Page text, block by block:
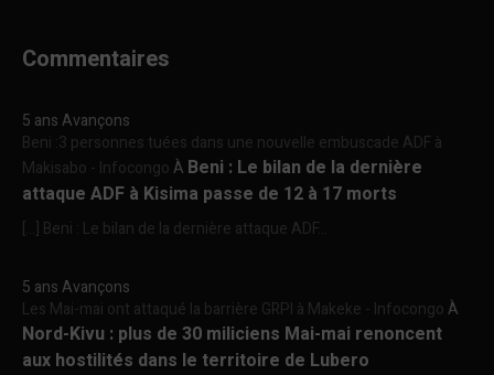
Commentaires
5 ans Avançons
Beni :3 personnes tuées dans une nouvelle embuscade ADF à
Makisabo - InfocongoÀ Beni : Le bilan de la dernière
attaque ADF à Kisima passe de 12 à 17 morts
[…] Beni : Le bilan de la dernière attaque ADF...
5 ans Avançons
Les Mai-mai ont attaqué la barrière GRPI à Makeke - InfocongoÀ
Nord-Kivu : plus de 30 miliciens Mai-mai renoncent
aux hostilités dans le territoire de Lubero